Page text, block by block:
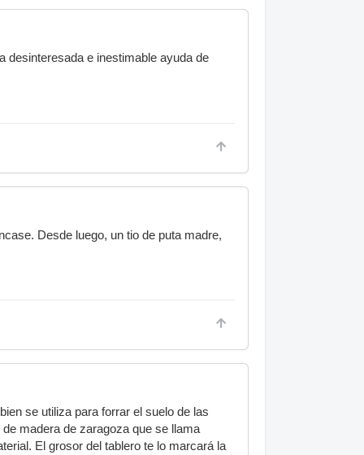
desinteresada e inestimable ayuda de
Desde luego, un tio de puta madre,
se utiliza para forrar el suelo de las
madera de zaragoza que se llama
El grosor del tablero te lo marcará la